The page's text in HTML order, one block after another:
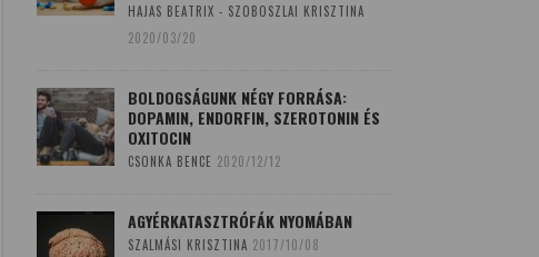
HAJAS BEATRIX - SZOBOSZLAI KRISZTINA
2020/03/20
BOLDOGSÁGUNK NÉGY FORRÁSA:
DOPAMIN, ENDORFIN, SZEROTONIN ÉS
OXITOCIN
CSONKA BENCE 2020/12/12
AGYÉRKATASZTRÓFÁK NYOMÁBAN
SZALMÁSI KRISZTINA 2017/10/08